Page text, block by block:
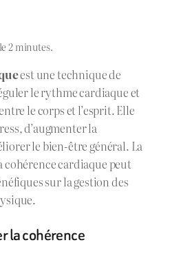
2 minutes.
est une technique de
le rythme cardiaque et
le corps et l’esprit. Elle
d’augmenter la
le bien-être général. La
cardiaque peut
sur la gestion des
la cohérence